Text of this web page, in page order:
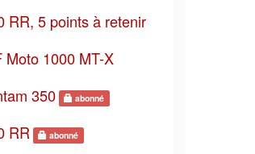
RR, 5 points à retenir
Moto 1000 MT-X
350
abonné
RR abonné